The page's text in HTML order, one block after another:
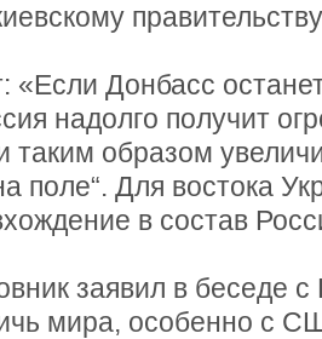
«Если Донбасс
надолго получит
таким образом
поле“. Для востока
в состав
заявил в беседе
мира, особенно с